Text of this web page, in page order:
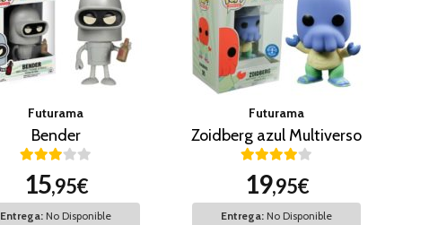
Futurama
Bender
15,95€
Entrega: No Disponible
Futurama
Zoidberg azul Multiverso
19,95€
Entrega: No Disponible